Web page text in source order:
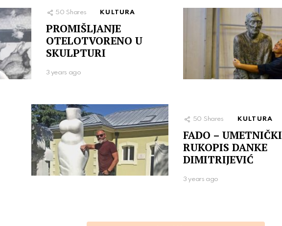
50 Shares KULTURA
PROMIŠLJANJE
OTELOTVORENO U
SKULPTURI
3 years ago
50 Shares KULTURA
FADO – UMETNIČKI
RUKOPIS DANKE
DIMITRIJEVIĆ
3 years ago